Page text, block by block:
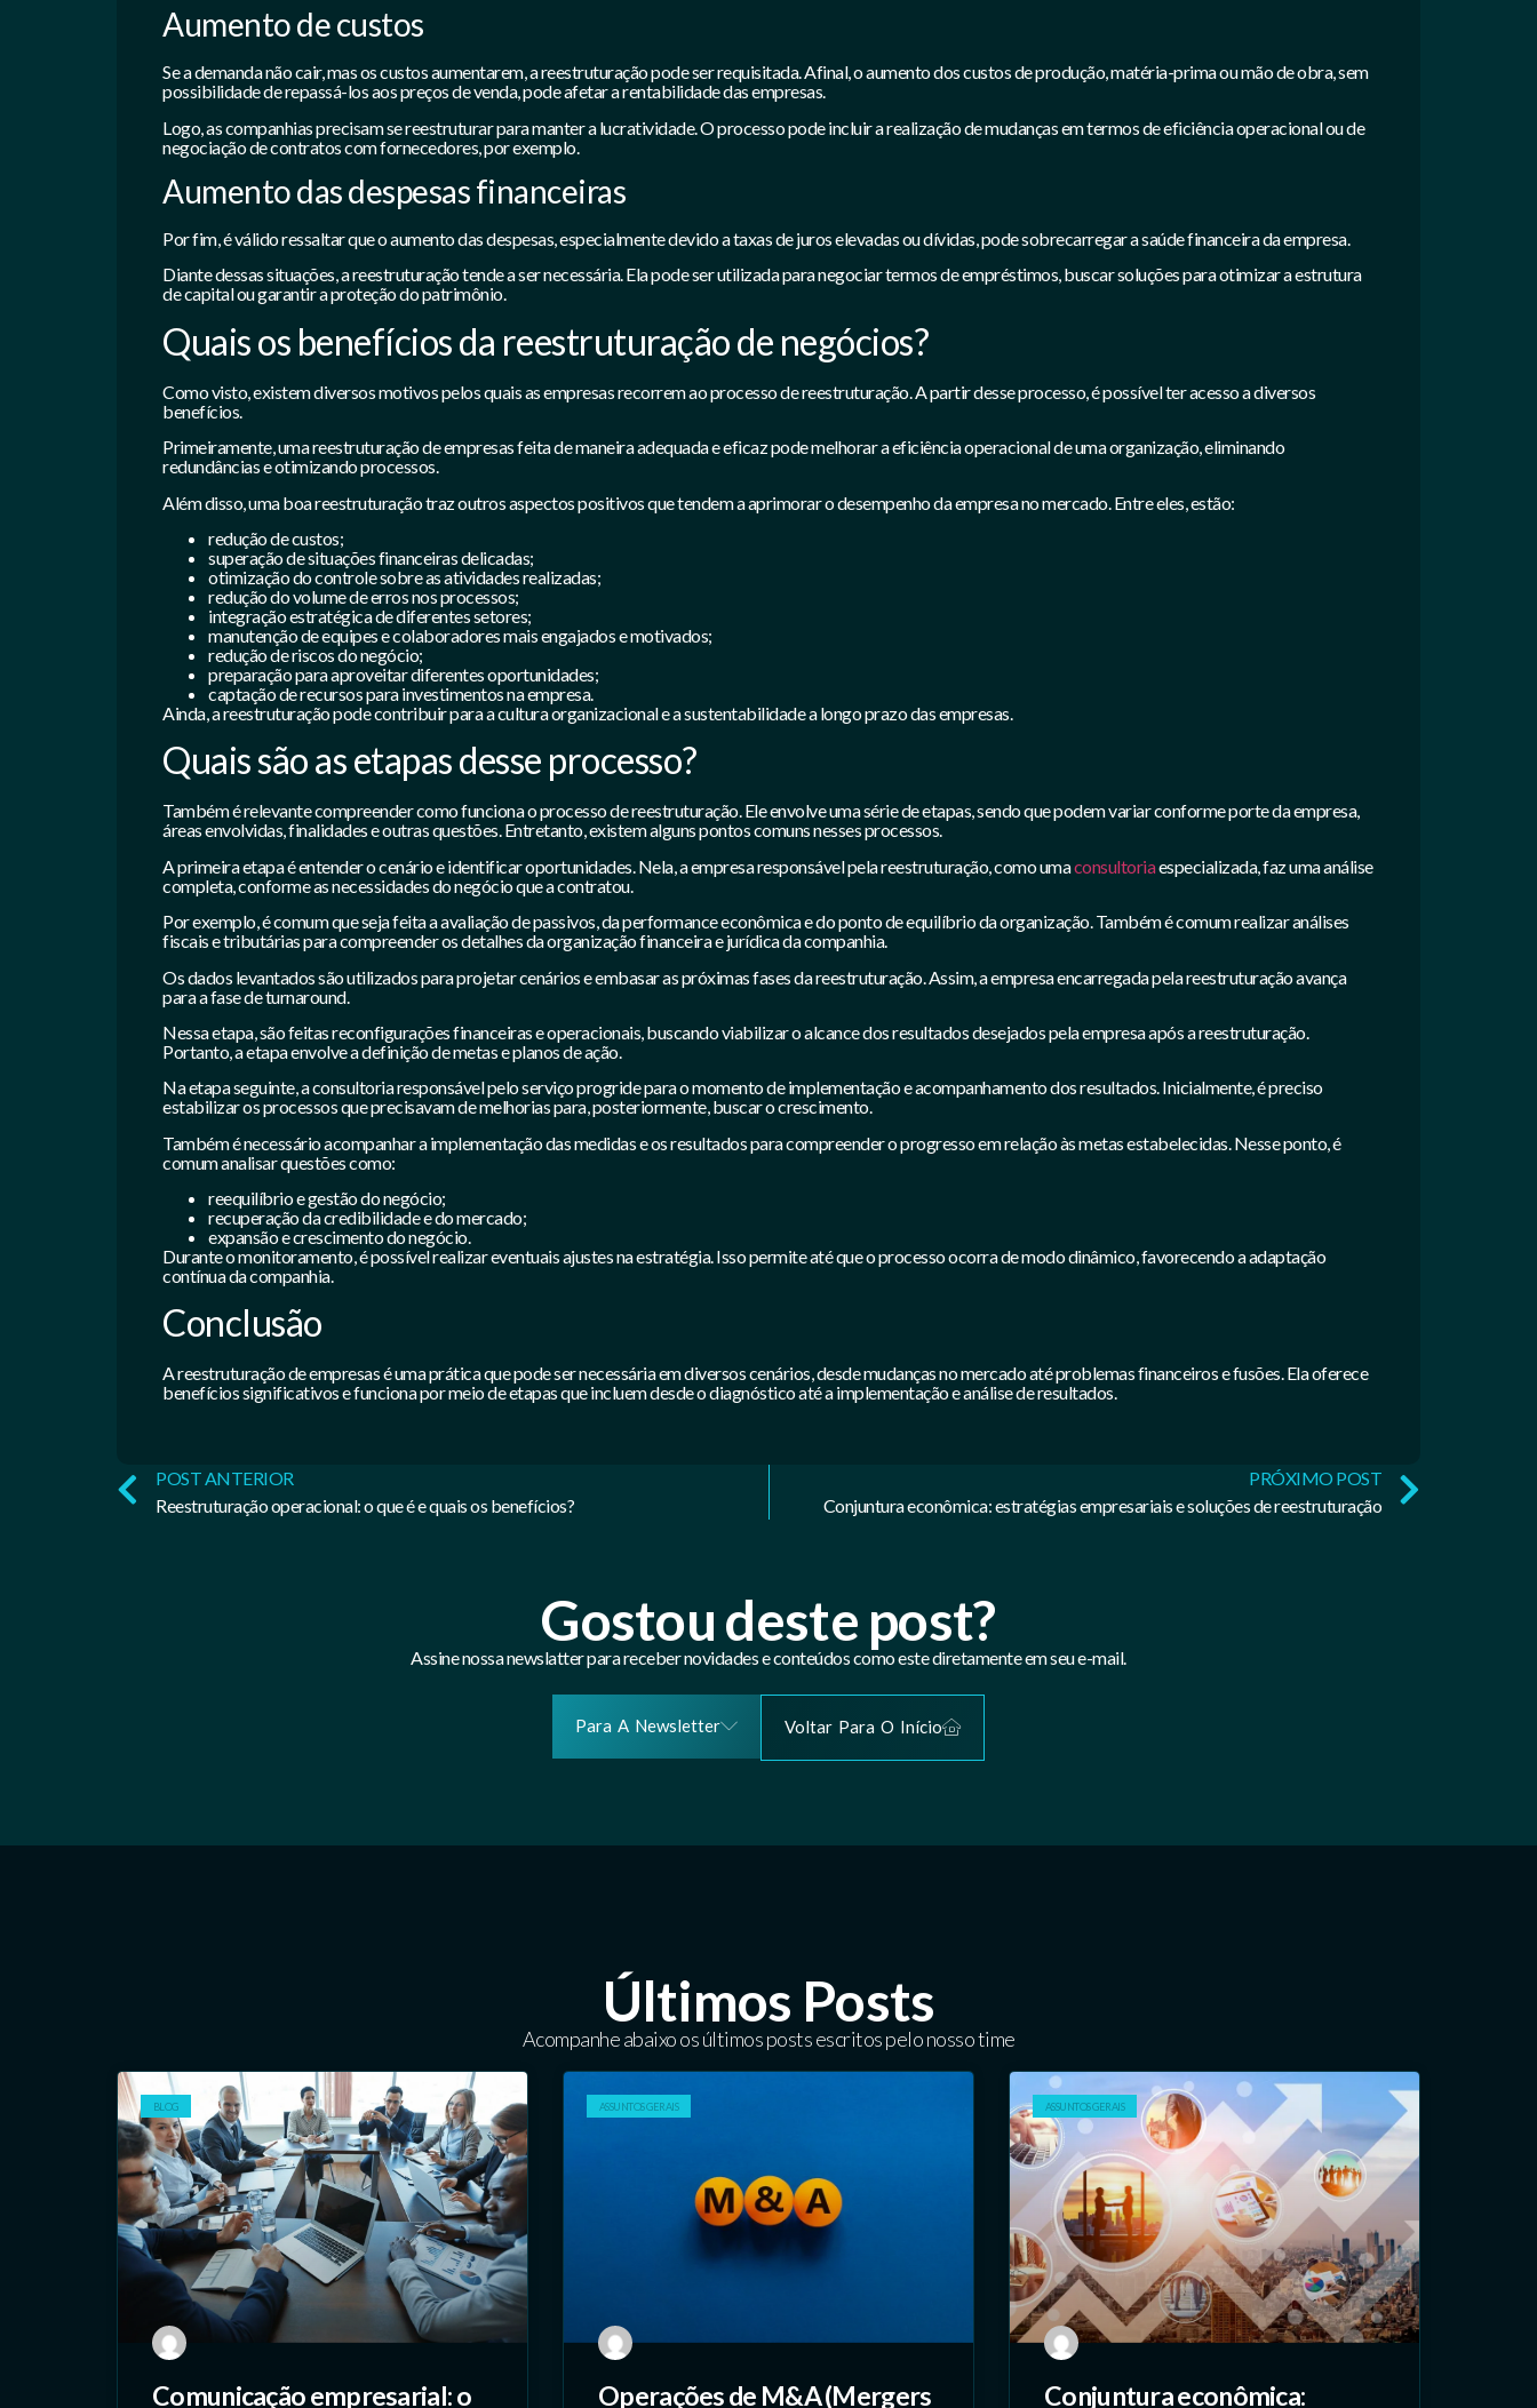
Aumento de custos
Se a demanda não cair, mas os custos aumentarem, a reestruturação pode ser requisitada. Afinal, o aumento dos custos de produção, matéria-prima ou mão de obra, sem
possibilidade de repassá-los aos preços de venda, pode afetar a rentabilidade das empresas.
Logo, as companhias precisam se reestruturar para manter a lucratividade. O processo pode incluir a realização de mudanças em termos de eficiência operacional ou de
negociação de contratos com fornecedores, por exemplo.
Aumento das despesas financeiras
Por fim, é válido ressaltar que o aumento das despesas, especialmente devido a taxas de juros elevadas ou dívidas, pode sobrecarregar a saúde financeira da empresa.
Diante dessas situações, a reestruturação tende a ser necessária. Ela pode ser utilizada para negociar termos de empréstimos, buscar soluções para otimizar a estrutura
de capital ou garantir a proteção do patrimônio.
Quais os benefícios da reestruturação de negócios?
Como visto, existem diversos motivos pelos quais as empresas recorrem ao processo de reestruturação. A partir desse processo, é possível ter acesso a diversos
benefícios.
Primeiramente, uma reestruturação de empresas feita de maneira adequada e eficaz pode melhorar a eficiência operacional de uma organização, eliminando
redundâncias e otimizando processos.
Além disso, uma boa reestruturação traz outros aspectos positivos que tendem a aprimorar o desempenho da empresa no mercado. Entre eles, estão:
redução de custos;
superação de situações financeiras delicadas;
otimização do controle sobre as atividades realizadas;
redução do volume de erros nos processos;
integração estratégica de diferentes setores;
manutenção de equipes e colaboradores mais engajados e motivados;
redução de riscos do negócio;
preparação para aproveitar diferentes oportunidades;
captação de recursos para investimentos na empresa.
Ainda, a reestruturação pode contribuir para a cultura organizacional e a sustentabilidade a longo prazo das empresas.
Quais são as etapas desse processo?
Também é relevante compreender como funciona o processo de reestruturação. Ele envolve uma série de etapas, sendo que podem variar conforme porte da empresa,
áreas envolvidas, finalidades e outras questões. Entretanto, existem alguns pontos comuns nesses processos.
A primeira etapa é entender o cenário e identificar oportunidades. Nela, a empresa responsável pela reestruturação, como umaconsultoriaespecializada, faz uma análise
completa, conforme as necessidades do negócio que a contratou.
Por exemplo, é comum que seja feita a avaliação de passivos, da performance econômica e do ponto de equilíbrio da organização. Também é comum realizar análises
fiscais e tributárias para compreender os detalhes da organização financeira e jurídica da companhia.
Os dados levantados são utilizados para projetar cenários e embasar as próximas fases da reestruturação. Assim, a empresa encarregada pela reestruturação avança
para a fase de turnaround.
Nessa etapa, são feitas reconfigurações financeiras e operacionais, buscando viabilizar o alcance dos resultados desejados pela empresa após a reestruturação.
Portanto, a etapa envolve a definição de metas e planos de ação.
Na etapa seguinte, a consultoria responsável pelo serviço progride para o momento de implementação e acompanhamento dos resultados. Inicialmente, é preciso
estabilizar os processos que precisavam de melhorias para, posteriormente, buscar o crescimento.
Também é necessário acompanhar a implementação das medidas e os resultados para compreender o progresso em relação às metas estabelecidas. Nesse ponto, é
comum analisar questões como:
reequilíbrio e gestão do negócio;
recuperação da credibilidade e do mercado;
expansão e crescimento do negócio.
Durante o monitoramento, é possível realizar eventuais ajustes na estratégia. Isso permite até que o processo ocorra de modo dinâmico, favorecendo a adaptação
contínua da companhia.
Conclusão
A reestruturação de empresas é uma prática que pode ser necessária em diversos cenários, desde mudanças no mercado até problemas financeiros e fusões. Ela oferece
benefícios significativos e funciona por meio de etapas que incluem desde o diagnóstico até a implementação e análise de resultados.
POST ANTERIOR
Reestruturação operacional: o que é e quais os benefícios?
PRÓXIMO POST
Conjuntura econômica: estratégias empresariais e soluções de reestruturação
Gostou deste post?
Assine nossa newslatter para receber novidades e conteúdos como este diretamente em seu e-mail.
Para A Newsletter Voltar Para O Início
Últimos Posts
Acompanhe abaixo os últimos posts escritos pelo nosso time
BLOG
Comunicação empresarial: o
ASSUNTOS GERAIS
Operações de M&A (Mergers
ASSUNTOS GERAIS
Conjuntura econômica: